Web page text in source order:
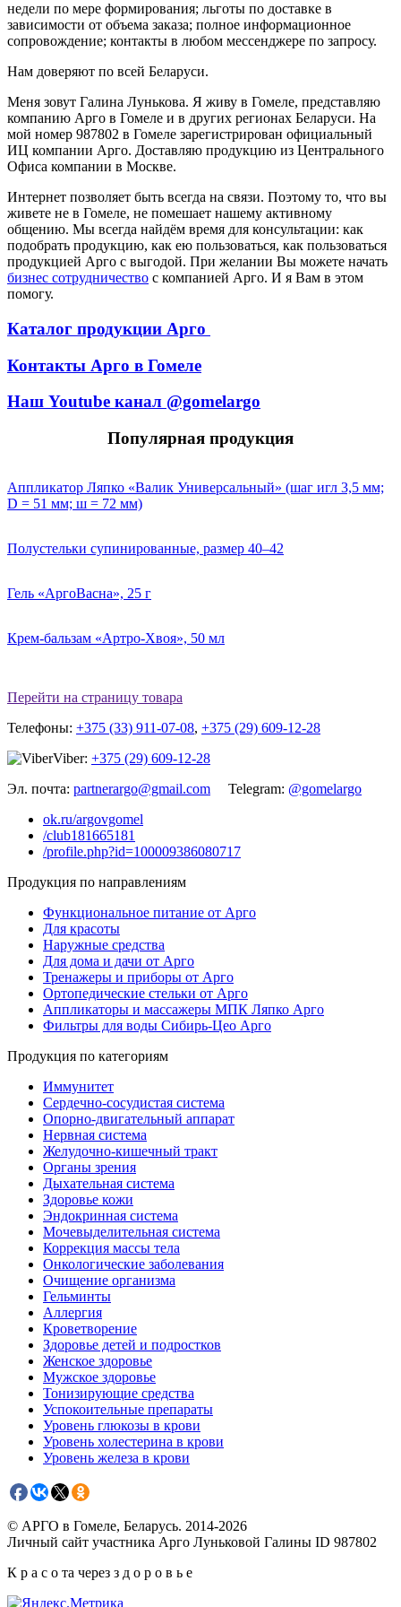
недели по мере формирования; льготы по доставке в
зависимости от объема заказа; полное информационное
сопровождение; контакты в любом мессенджере по запросу.
Нам доверяют по всей Беларуси.
Меня зовут Галина Лунькова. Я живу в Гомеле, представляю
компанию Арго в Гомеле и в других регионах Беларуси. На
мой номер 987802 в Гомеле зарегистрирован официальный
ИЦ компании Арго. Доставляю продукцию из Центрального
Офиса компании в Москве.
Интернет позволяет быть всегда на связи. Поэтому то, что вы
живете не в Гомеле, не помешает нашему активному
общению. Мы всегда найдём время для консультации: как
подобрать продукцию, как ею пользоваться, как пользоваться
продукцией Арго с выгодой. При желании Вы можете начать
бизнес сотрудничество с компанией Арго. И я Вам в этом
помогу.
Каталог продукции Арго
Контакты Арго в Гомеле
Наш Youtube канал @gomelargo
Популярная продукция
Аппликатор Ляпко «Валик Универсальный» (шаг игл 3,5 мм;
D = 51 мм; ш = 72 мм)
Полустельки супинированные, размер 40–42
Гель «АргоВасна», 25 г
Крем-бальзам «Артро-Хвоя», 50 мл
Перейти на страницу товара
Телефоны: +375 (33) 911-07-08, +375 (29) 609-12-28
Viber: +375 (29) 609-12-28
Эл. почта: partnerargo@gmail.com Telegram: @gomelargo
ok.ru/argovgomel
/club181665181
/profile.php?id=100009386080717
Продукция по направлениям
Функциональное питание от Арго
Для красоты
Наружные средства
Для дома и дачи от Арго
Тренажеры и приборы от Арго
Ортопедические стельки от Арго
Аппликаторы и массажеры МПК Ляпко Арго
Фильтры для воды Сибирь-Цео Арго
Продукция по категориям
Иммунитет
Сердечно-сосудистая система
Опорно-двигательный аппарат
Нервная система
Желудочно-кишечный тракт
Органы зрения
Дыхательная система
Здоровье кожи
Эндокринная система
Мочевыделительная система
Коррекция массы тела
Онкологические заболевания
Очищение организма
Гельминты
Аллергия
Кроветворение
Здоровье детей и подростков
Женское здоровье
Мужское здоровье
Тонизирующие средства
Успокоительные препараты
Уровень глюкозы в крови
Уровень холестерина в крови
Уровень железа в крови
© АРГО в Гомеле, Беларусь. 2014-2026
Личный сайт участника Арго Луньковой Галины ID 987802
К р а с о та через з д о р о в ь е